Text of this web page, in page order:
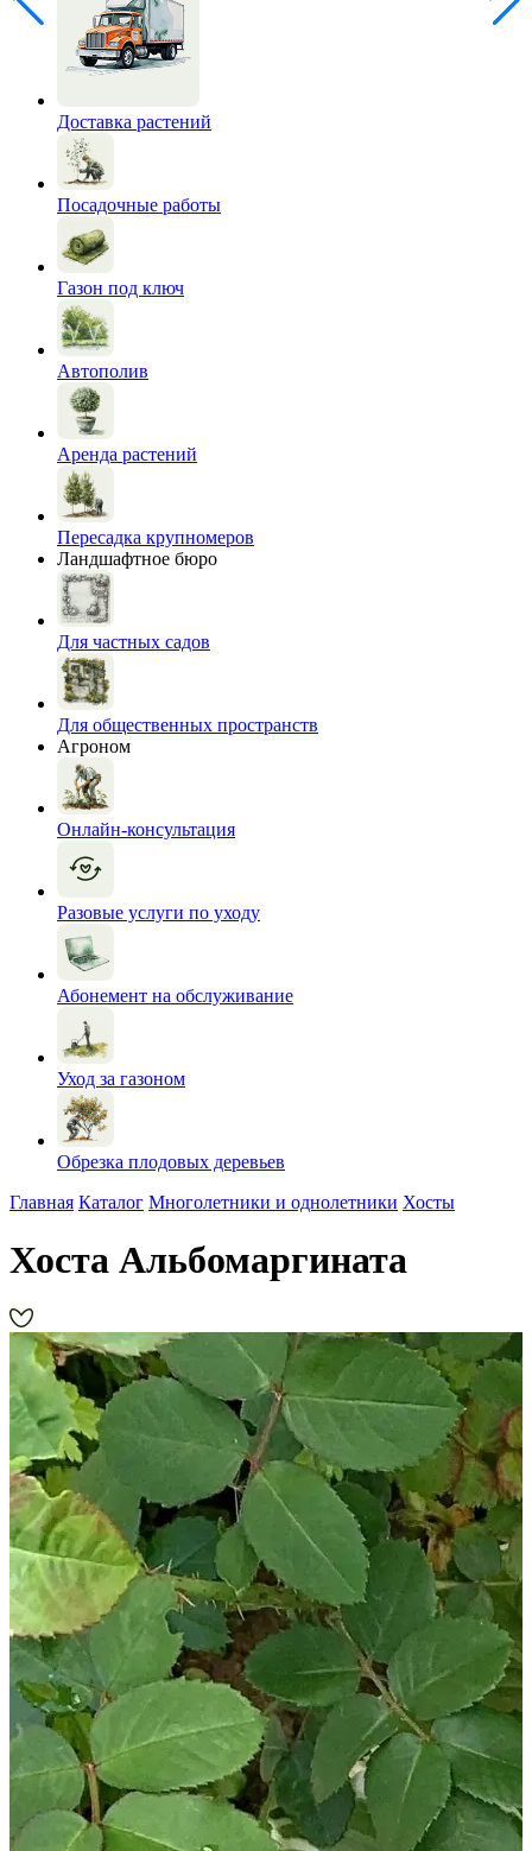
Доставка растений
Посадочные работы
Газон под ключ
Автополив
Аренда растений
Пересадка крупномеров
Ландшафтное бюро
Для частных садов
Для общественных пространств
Агроном
Онлайн-консультация
Разовые услуги по уходу
Абонемент на обслуживание
Уход за газоном
Обрезка плодовых деревьев
Главная Каталог Многолетники и однолетники Хосты
Хоста Альбомаргината